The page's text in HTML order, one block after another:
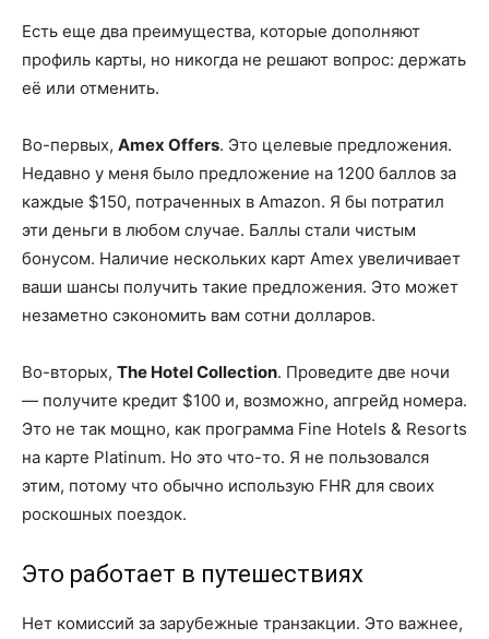
Есть еще два преимущества, которые дополняют
профиль карты, но никогда не решают вопрос: держать
её или отменить.
Во-первых, Amex Offers. Это целевые предложения.
Недавно у меня было предложение на 1200 баллов за
каждые $150, потраченных в Amazon. Я бы потратил
эти деньги в любом случае. Баллы стали чистым
бонусом. Наличие нескольких карт Amex увеличивает
ваши шансы получить такие предложения. Это может
незаметно сэкономить вам сотни долларов.
Во-вторых, The Hotel Collection. Проведите две ночи
— получите кредит $100 и, возможно, апгрейд номера.
Это не так мощно, как программа Fine Hotels & Resorts
на карте Platinum. Но это что-то. Я не пользовался
этим, потому что обычно использую FHR для своих
роскошных поездок.
Это работает в путешествиях
Нет комиссий за зарубежные транзакции. Это важнее,